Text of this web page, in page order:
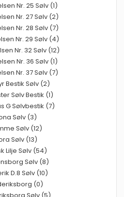
Nr. 25 Sølv (1)
Nr. 27 Sølv (2)
Nr. 28 Sølv (7)
Nr. 29 Sølv (4)
Nr. 32 Sølv (12)
Nr. 36 Sølv (1)
Nr. 37 Sølv (7)
Bestik Sølv (2)
Sølv Bestik (1)
G Sølvbestik (7)
Sølv (3)
Sølv (12)
Sølv (13)
Lilje Sølv (54)
Sølv (8)
D.8 Sølv (10)
(0)